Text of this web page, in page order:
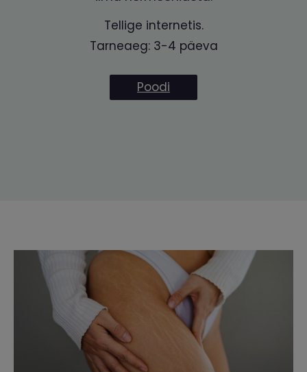
Tellige internetis.
Tarneaeg: 3-4 päeva
Poodi